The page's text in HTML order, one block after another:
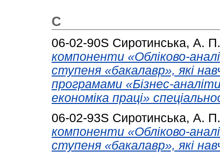
С
06-02-90S Сиротинська, А. П.
компоненти «Обліково-
ступеня «бакалавр», які
програмами «Бізнес-
економіка праці»
06-02-93S Сиротинська, А. П.
компоненти «Обліково-
ступеня «бакалавр», які